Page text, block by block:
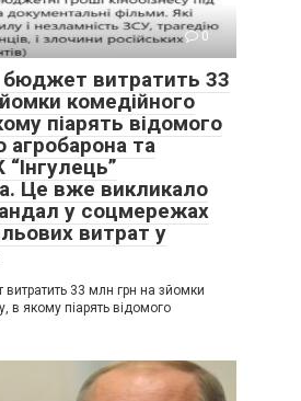
0
бюджет витратить 33
комедійного
піарять відомого
агробарона та
Це вже викликало
у соцмережах
витрат у
витратить 33 млн грн на зйомки
в якому піарять відомого